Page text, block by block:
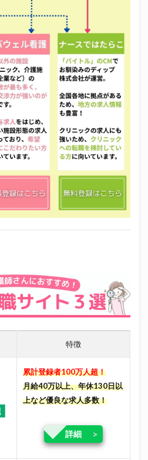
特徴
累計登録者100万人超！
月給40万以上、年休130日以
上など優良な求人多数！
詳細